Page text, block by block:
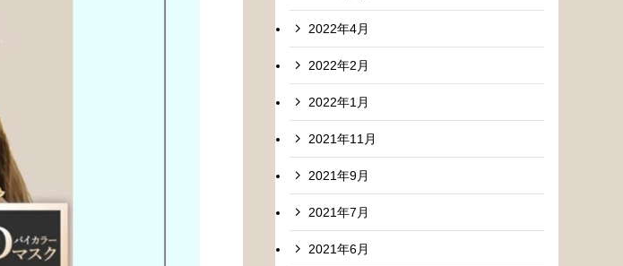
2022年4月
2022年2月
2022年1月
2021年11月
2021年9月
2021年7月
2021年6月